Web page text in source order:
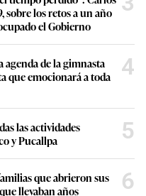
sobre los retos a un año
el Gobierno
agenda de la gimnasta
que emocionará a toda
4
las actividades
y Pucallpa
5
que abrieron sus
llevaban años
6